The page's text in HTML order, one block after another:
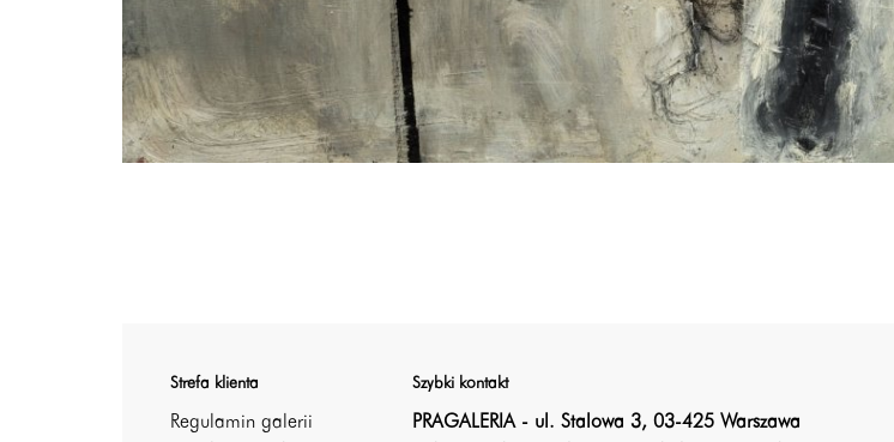
Strefa klienta
Regulamin galerii
Szybki kontakt
PRAGALERIA - ul. Stalowa 3, 03-425 Warszawa